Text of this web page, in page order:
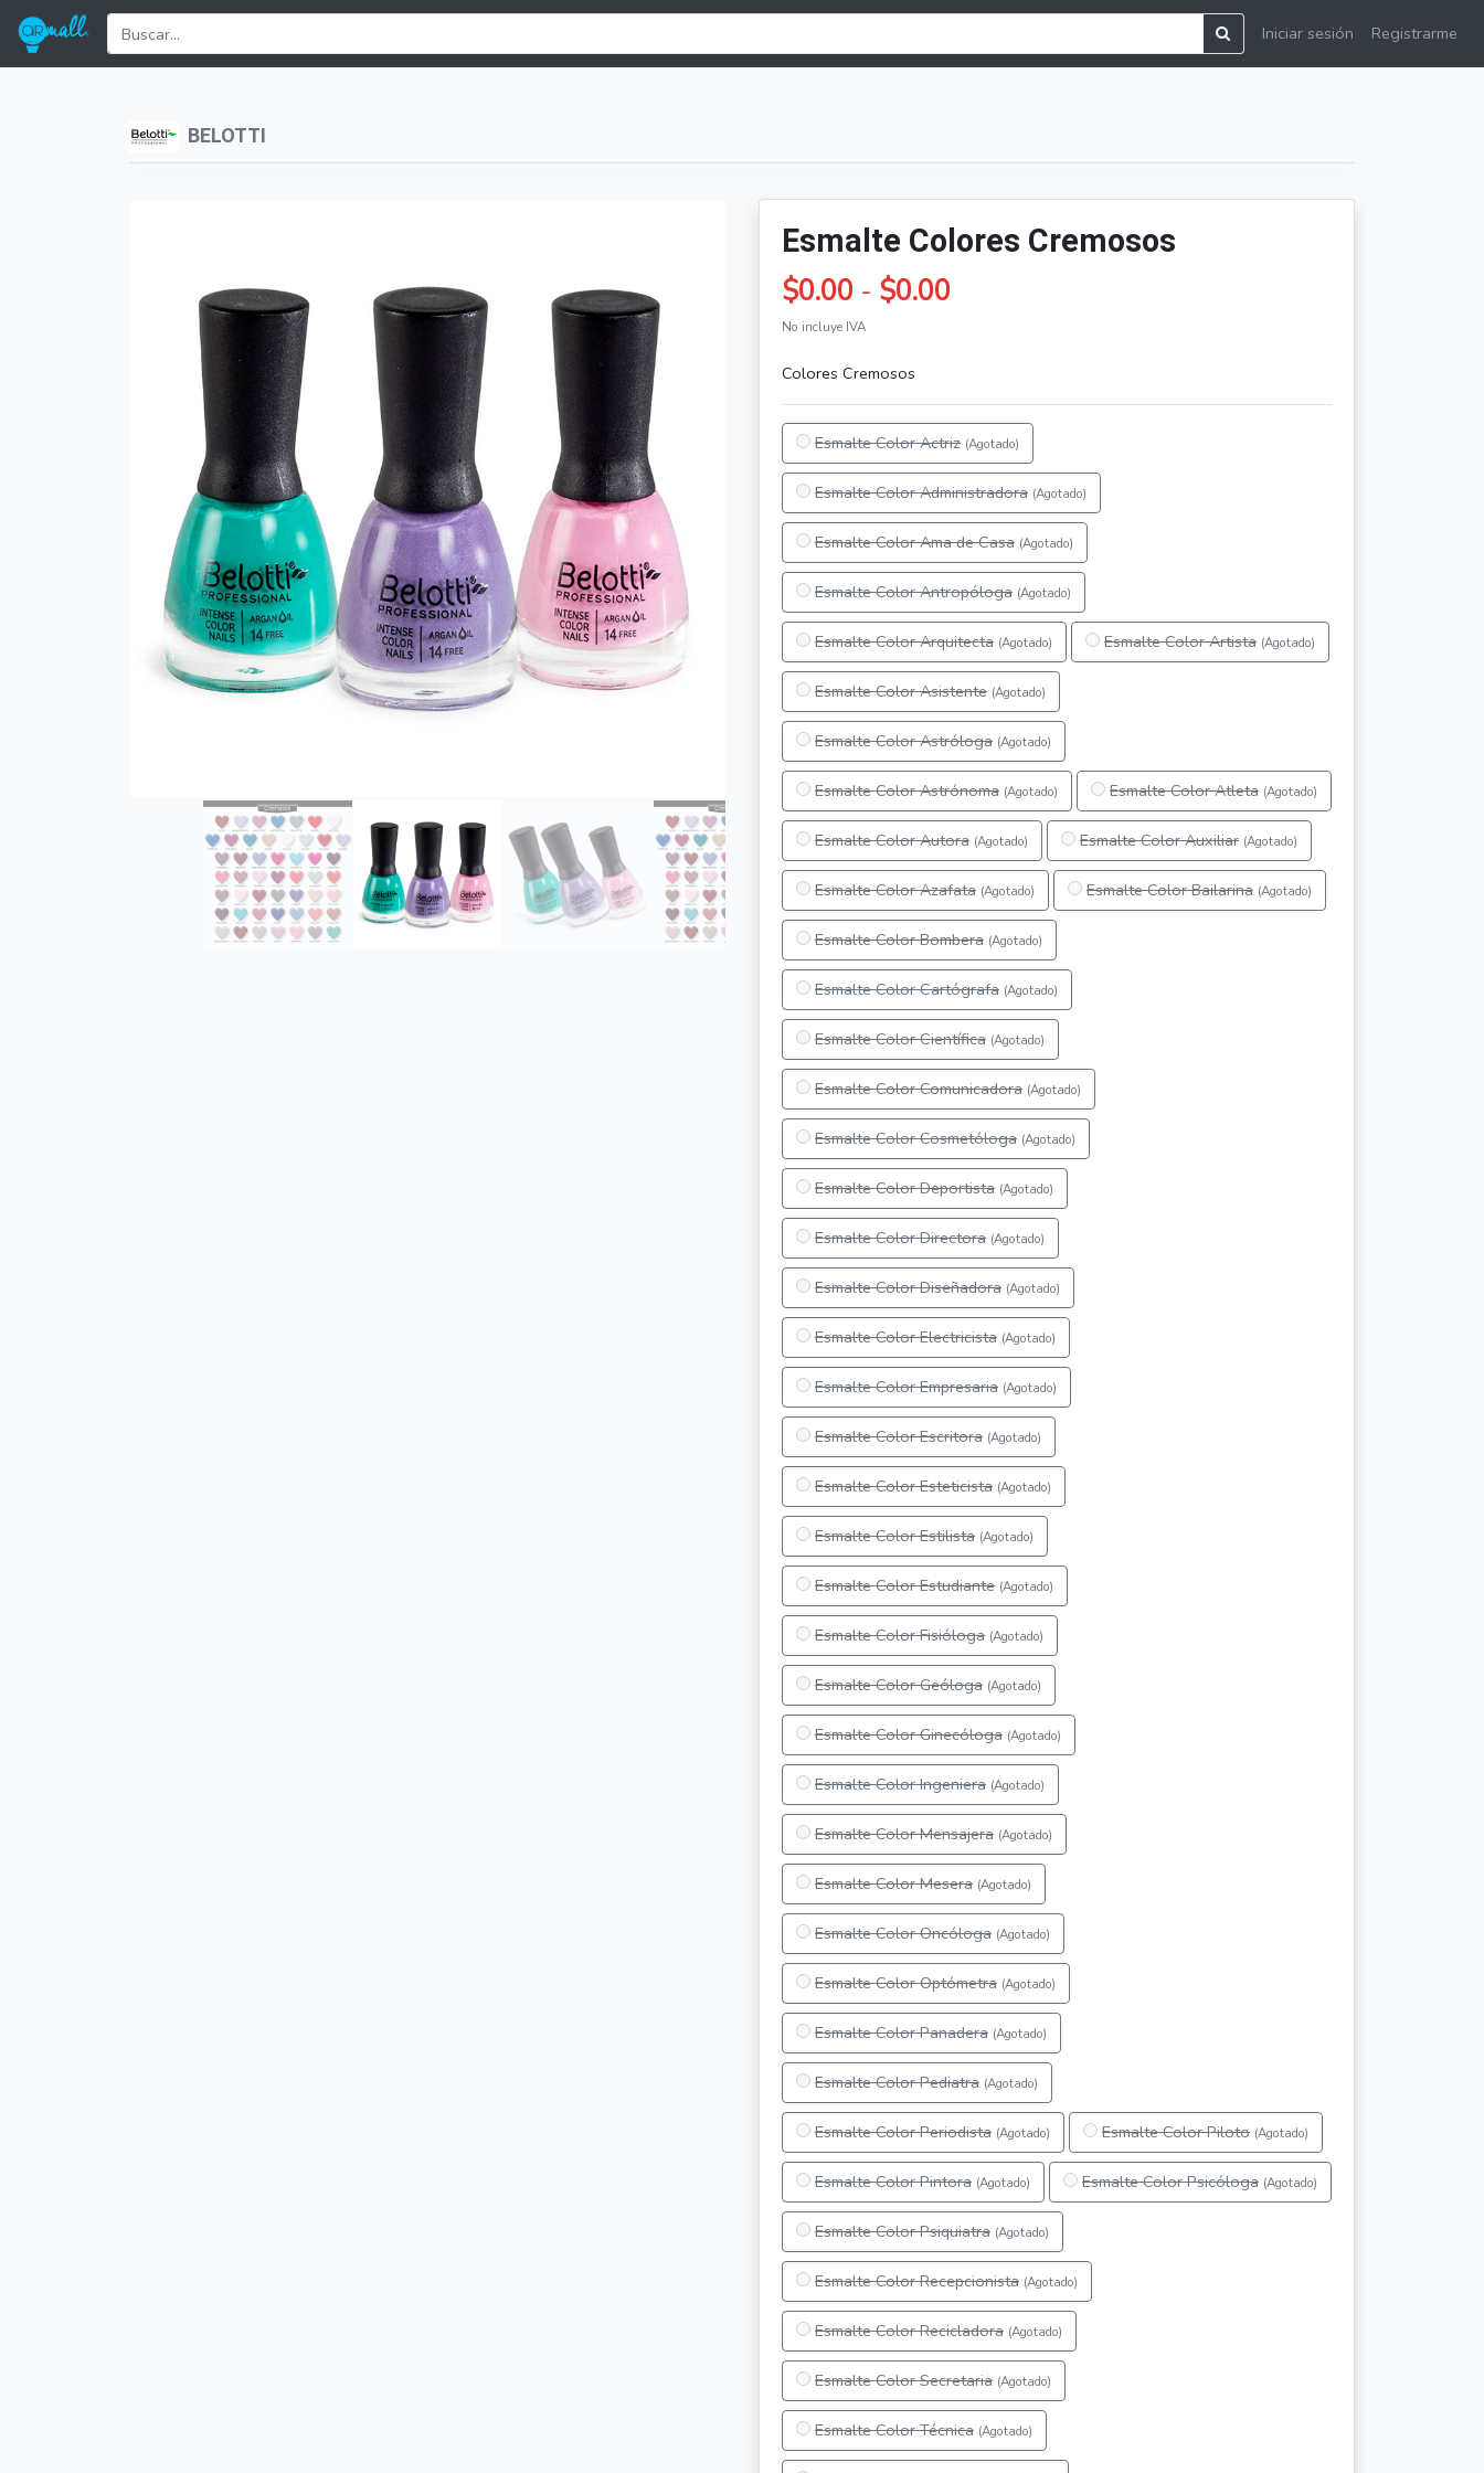
Iniciar sesión Registrarme
BELOTTI
Esmalte Colores Cremosos
$0.00 - $0.00
No incluye IVA
Colores Cremosos
Esmalte Color Actriz (Agotado)
Esmalte Color Administradora (Agotado)
Esmalte Color Ama de Casa (Agotado)
Esmalte Color Antropóloga (Agotado)
Esmalte Color Arquitecta (Agotado) Esmalte Color Artista (Agotado)
Esmalte Color Asistente (Agotado)
Esmalte Color Astróloga (Agotado)
Esmalte Color Astrónoma (Agotado) Esmalte Color Atleta (Agotado)
Esmalte Color Autora (Agotado) Esmalte Color Auxiliar (Agotado)
Esmalte Color Azafata (Agotado) Esmalte Color Bailarina (Agotado)
Esmalte Color Bombera (Agotado)
Esmalte Color Cartógrafa (Agotado)
Esmalte Color Científica (Agotado)
Esmalte Color Comunicadora (Agotado)
Esmalte Color Cosmetóloga (Agotado)
Esmalte Color Deportista (Agotado)
Esmalte Color Directora (Agotado)
Esmalte Color Diseñadora (Agotado)
Esmalte Color Electricista (Agotado)
Esmalte Color Empresaria (Agotado)
Esmalte Color Escritora (Agotado)
Esmalte Color Esteticista (Agotado)
Esmalte Color Estilista (Agotado)
Esmalte Color Estudiante (Agotado)
Esmalte Color Fisióloga (Agotado)
Esmalte Color Geóloga (Agotado)
Esmalte Color Ginecóloga (Agotado)
Esmalte Color Ingeniera (Agotado)
Esmalte Color Mensajera (Agotado)
Esmalte Color Mesera (Agotado)
Esmalte Color Oncóloga (Agotado)
Esmalte Color Optómetra (Agotado)
Esmalte Color Panadera (Agotado)
Esmalte Color Pediatra (Agotado)
Esmalte Color Periodista (Agotado) Esmalte Color Piloto (Agotado)
Esmalte Color Pintora (Agotado) Esmalte Color Psicóloga (Agotado)
Esmalte Color Psiquiatra (Agotado)
Esmalte Color Recepcionista (Agotado)
Esmalte Color Recicladora (Agotado)
Esmalte Color Secretaria (Agotado)
Esmalte Color Técnica (Agotado)